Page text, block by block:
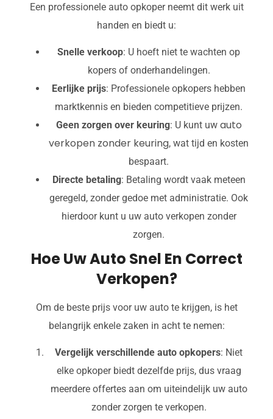
Een professionele auto opkoper neemt dit werk uit
handen en biedt u:
Snelle verkoop: U hoeft niet te wachten op
kopers of onderhandelingen.
Eerlijke prijs: Professionele opkopers hebben
marktkennis en bieden competitieve prijzen.
Geen zorgen over keuring: U kunt uw auto
verkopen zonder keuring, wat tijd en kosten
bespaart.
Directe betaling: Betaling wordt vaak meteen
geregeld, zonder gedoe met administratie. Ook
hierdoor kunt u uw auto verkopen zonder
zorgen.
Hoe Uw Auto Snel En Correct
Verkopen?
Om de beste prijs voor uw auto te krijgen, is het
belangrijk enkele zaken in acht te nemen:
Vergelijk verschillende auto opkopers: Niet
elke opkoper biedt dezelfde prijs, dus vraag
meerdere offertes aan om uiteindelijk uw auto
zonder zorgen te verkopen.